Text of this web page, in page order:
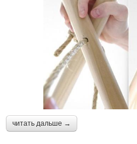
читать дальше →